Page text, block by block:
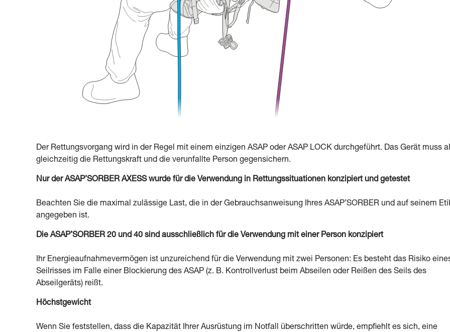
Der Rettungsvorgang wird in der Regel mit einem einzigen ASAP oder ASAP LOCK durchgeführt. Das Gerät muss
gleichzeitig die Rettungskraft und die verunfallte Person gegensichern.
Nur der ASAP’SORBER AXESS wurde für die Verwendung in Rettungssituationen konzipiert und getestet
Beachten Sie die maximal zulässige Last, die in der Gebrauchsanweisung Ihres ASAP’SORBER und auf seinem
angegeben ist.
Die ASAP’SORBER 20 und 40 sind ausschließlich für die Verwendung mit einer Person konzipiert
Ihr Energieaufnahmevermögen ist unzureichend für die Verwendung mit zwei Personen: Es besteht das Risiko
Seilrisses im Falle einer Blockierung des ASAP (z. B. Kontrollverlust beim Abseilen oder Reißen des Seils des
Abseilgeräts) reißt.
Höchstgewicht
Wenn Sie feststellen, dass die Kapazität Ihrer Ausrüstung im Notfall überschritten würde, empfiehlt es sich, eine